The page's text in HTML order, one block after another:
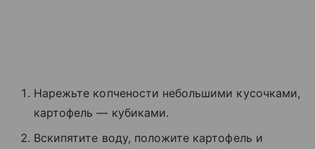
Нарежьте копчености небольшими кусочками,
картофель — кубиками.
Вскипятите воду, положите картофель и